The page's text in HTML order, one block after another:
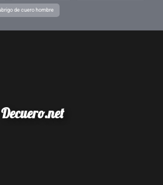
de cuero hombre
Decuero.net